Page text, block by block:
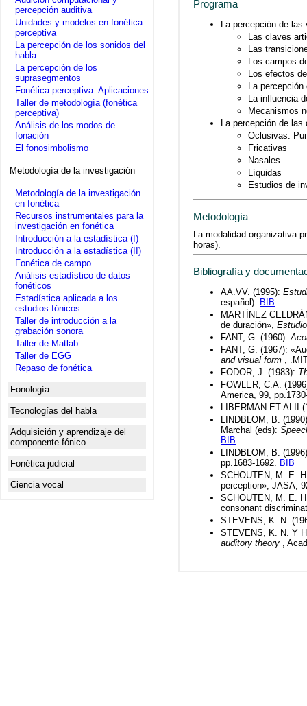
percepción auditiva
Unidades y modelos en fonética
perceptiva
La percepción de los sonidos del
habla
La percepción de los
suprasegmentos
Fonética perceptiva: Aplicaciones
Taller de metodología (fonética
perceptiva)
Análisis de los modos de
fonación
El fonosimbolismo
Metodología de la investigación
Metodología de la investigación
en fonética
Recursos instrumentales para la
investigación en fonética
Introducción a la estadística (I)
Introducción a la estadística (II)
Fonética de campo
Análisis estadístico de datos
fonéticos
Estadística aplicada a los
estudios fónicos
Taller de introducción a la
grabación sonora
Taller de Matlab
Taller de EGG
Repaso de fonética
Fonología
Tecnologías del habla
Adquisición y aprendizaje del
componente fónico
Fonética judicial
Ciencia vocal
Programa
La percepción de las
Las claves
Las
Los campos
Los efectos
La
La influencia
Mecanismos
La percepción de las
Oclusivas.
Fricativas
Nasales
Líquidas
Estudios de
Metodología
La modalidad organizativa
horas).
Bibliografía y
AA.VV. (1995):
español). BIB
MARTÍNEZ
de duración»,
FANT, G. (1960):
FANT, G. (1967):
and visual form ,
FODOR, J. (1983):
FOWLER, C.A.
America, 99,
LIBERMAN ET ALII
LINDBLOM, B.
Marchal (eds):
BIB
LINDBLOM, B.
pp.1683-1692. BIB
SCHOUTEN, M. E.
perception», JASA,
SCHOUTEN, M. E.
consonant
STEVENS, K. N.
STEVENS, K. N. Y
auditory theory ,